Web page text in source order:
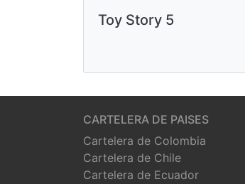
Toy Story 5
CARTELERA DE PAISES
Cartelera de Colombia
Cartelera de Chile
Cartelera de Ecuador